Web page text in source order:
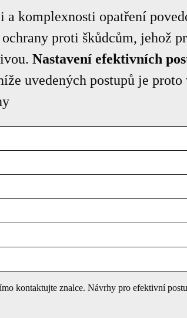
komplexnosti opatření
proti škůdcům, jehož
Nastavení efektivních
uvedených postupů je proto
kontaktujte znalce. Návrhy pro efektivní